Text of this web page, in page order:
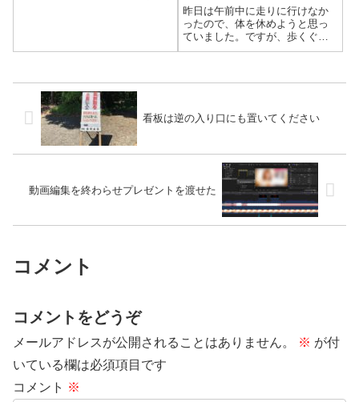
昨日は午前中に走りに行けなか
ったので、体を休めようと思っ
ていました。ですが、歩くぐら
いならいいかなと思い、ストレ
看板は逆の入り口にも置いてください
動画編集を終わらせプレゼントを渡せた
コメント
コメントをどうぞ
メールアドレスが公開されることはありません。 ※ が付
いている欄は必須項目です
コメント ※